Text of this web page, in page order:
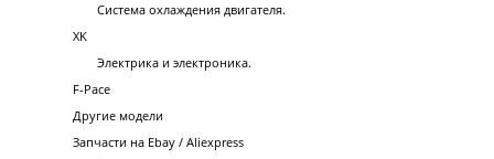
Система охлаждения двигателя.
XK
Электрика и электроника.
F-Pace
Другие модели
Запчасти на Ebay / Aliexpress